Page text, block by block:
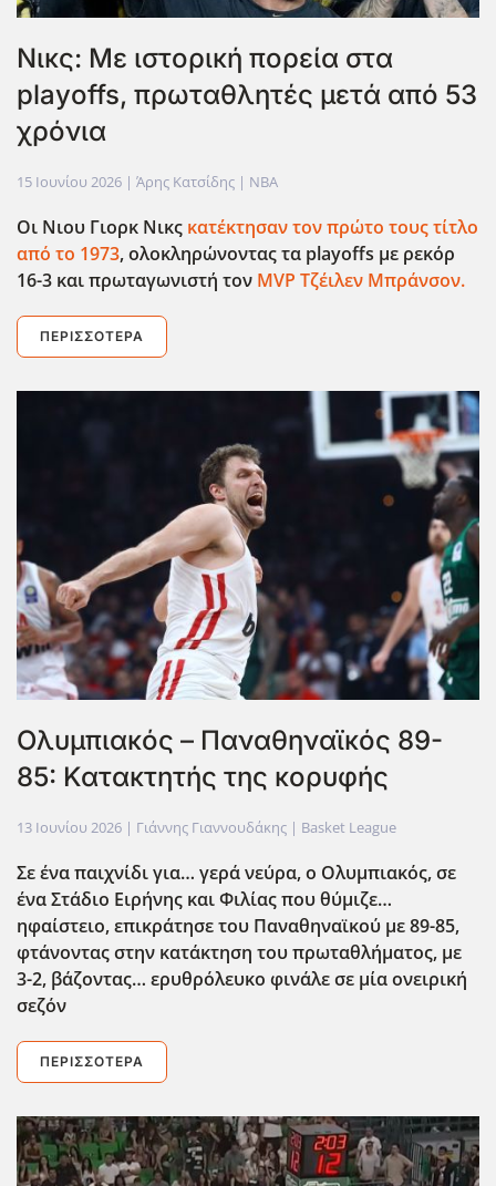
Νικς: Με ιστορική πορεία στα
playoffs, πρωταθλητές μετά από 53
χρόνια
15 Ιουνίου 2026 | Άρης Κατσίδης | NBA
Οι Νιου Γιορκ Νικς κατέκτησαν τον πρώτο τους τίτλο
από το 1973, ολοκληρώνοντας τα playoffs με ρεκόρ
16-3 και πρωταγωνιστή τον MVP Τζέιλεν Μπράνσον.
ΠΕΡΙΣΣΌΤΕΡΑ
Ολυμπιακός – Παναθηναϊκός 89-
85: Κατακτητής της κορυφής
13 Ιουνίου 2026 | Γιάννης Γιαννουδάκης | Basket League
Σε ένα παιχνίδι για… γερά νεύρα, ο Ολυμπιακός, σε
ένα Στάδιο Ειρήνης και Φιλίας που θύμιζε…
ηφαίστειο, επικράτησε του Παναθηναϊκού με 89-85,
φτάνοντας στην κατάκτηση του πρωταθλήματος, με
3-2, βάζοντας… ερυθρόλευκο φινάλε σε μία ονειρική
σεζόν
ΠΕΡΙΣΣΌΤΕΡΑ